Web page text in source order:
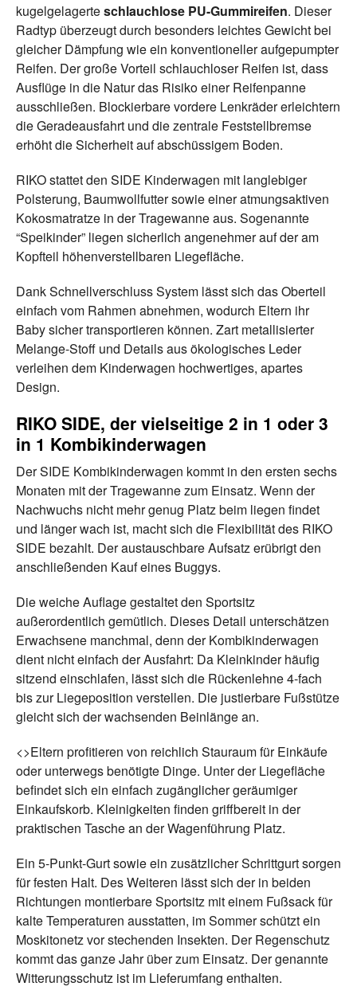
kugelgelagerteschlauchlose PU-Gummireifen. Dieser
Radtyp überzeugt durch besonders leichtes Gewicht bei
gleicher Dämpfung wie ein konventioneller aufgepumpter
Reifen. Der große Vorteil schlauchloser Reifen ist, dass
Ausflüge in die Natur das Risiko einer Reifenpanne
ausschließen. Blockierbare vordere Lenkräder erleichtern
die Geradeausfahrt und die zentrale Feststellbremse
erhöht die Sicherheit auf abschüssigem Boden.
RIKO stattet den SIDE Kinderwagen mit langlebiger
Polsterung, Baumwollfutter sowie einer atmungsaktiven
Kokosmatratze in der Tragewanne aus. Sogenannte
“Speikinder” liegen sicherlich angenehmer auf der am
Kopfteil höhenverstellbaren Liegefläche.
Dank Schnellverschluss System lässt sich das Oberteil
einfach vom Rahmen abnehmen, wodurch Eltern ihr
Baby sicher transportieren können. Zart metallisierter
Melange-Stoff und Details aus ökologisches Leder
verleihen dem Kinderwagen hochwertiges, apartes
Design.
RIKO SIDE, der vielseitige 2 in 1 oder 3
in 1 Kombikinderwagen
Der SIDE Kombikinderwagen kommt in den ersten sechs
Monaten mit der Tragewanne zum Einsatz. Wenn der
Nachwuchs nicht mehr genug Platz beim liegen findet
und länger wach ist, macht sich die Flexibilität des RIKO
SIDE bezahlt. Der austauschbare Aufsatz erübrigt den
anschließenden Kauf eines Buggys.
Die weiche Auflage gestaltet den Sportsitz
außerordentlich gemütlich. Dieses Detail unterschätzen
Erwachsene manchmal, denn der Kombikinderwagen
dient nicht einfach der Ausfahrt: Da Kleinkinder häufig
sitzend einschlafen, lässt sich die Rückenlehne 4-fach
bis zur Liegeposition verstellen. Die justierbare Fußstütze
gleicht sich der wachsenden Beinlänge an.
<>Eltern profitieren von reichlich Stauraum für Einkäufe
oder unterwegs benötigte Dinge. Unter der Liegefläche
befindet sich ein einfach zugänglicher geräumiger
Einkaufskorb. Kleinigkeiten finden griffbereit in der
praktischen Tasche an der Wagenführung Platz.
Ein 5-Punkt-Gurt sowie ein zusätzlicher Schrittgurt sorgen
für festen Halt. Des Weiteren lässt sich der in beiden
Richtungen montierbare Sportsitz mit einem Fußsack für
kalte Temperaturen ausstatten, im Sommer schützt ein
Moskitonetz vor stechenden Insekten. Der Regenschutz
kommt das ganze Jahr über zum Einsatz. Der genannte
Witterungsschutz ist im Lieferumfang enthalten.